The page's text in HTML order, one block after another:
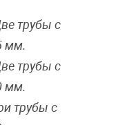
трубы с
мм.
трубы с
мм.
трубы с